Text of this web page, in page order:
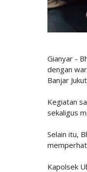
Gianyar -
dengan
Banjar
Kegiatan
sekaligus
Selain itu,
Kapolsek